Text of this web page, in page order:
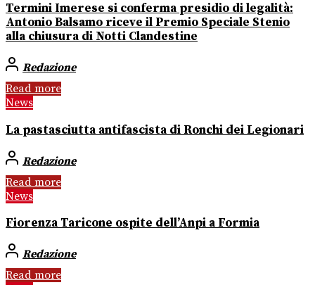
Termini Imerese si conferma presidio di legalità:
Antonio Balsamo riceve il Premio Speciale Stenio
alla chiusura di Notti Clandestine
Redazione
Read more
News
La pastasciutta antifascista di Ronchi dei Legionari
Redazione
Read more
News
Fiorenza Taricone ospite dell’Anpi a Formia
Redazione
Read more